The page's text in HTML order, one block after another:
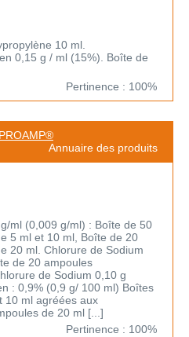
10 ml.
0,15 g / ml (15%). Boîte de
Pertinence : 100%
Annuaire des produits
ml (0,009 g/ml) : Boîte de 50
5 ml et 10 ml, Boîte de 20
20 ml. Chlorure de Sodium
de 20 ampoules
de Sodium 0,10 g
: 0,9% (0,9 g/ 100 ml) Boîtes
10 ml agréées aux
de 20 ml [...]
Pertinence : 100%